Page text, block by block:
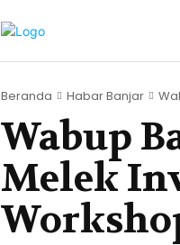
Beranda Habar Banjar
Wabup
Melek